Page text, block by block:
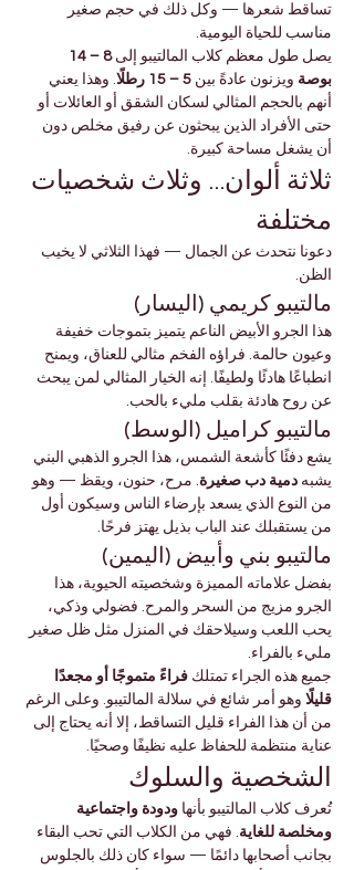
تساقط شعرها — وكل ذلك في حجم صغير
مناسب للحياة اليومية.
يصل طول معظم كلاب المالتيبو إلى
بوصة ويزنون عادةً بين 5 – 15 رطلًا
. وهذا يعني
أنهم بالحجم المثالي لسكان الشقق أو العائلات أو
حتى الأفراد الذين يبحثون عن رفيق مخلص دون
أن يشغل مساحة كبيرة.
ثلاثة ألوان… وثلاث شخصيات
مختلفة
دعونا نتحدث عن الجمال — فهذا الثلاثي لا يخيب
الظن.
مالتيبو كريمي (اليسار)
هذا الجرو الأبيض الناعم يتميز بتموجات خفيفة
وعيون حالمة. فراؤه الفخم مثالي للعناق، ويمنح
انطباعًا هادئًا ولطيفًا. إنه الخيار المثالي لمن يبحث
عن روح هادئة بقلب مليء بالحب.
مالتيبو كراميل (الوسط)
يشع دفئًا كأشعة الشمس، هذا الجرو الذهبي البني
يشبه دمية دب صغيرة. مرح، حنون، ويقظ — وهو
من النوع الذي يسعد بإرضاء الناس وسيكون أول
من يستقبلك عند الباب بذيل يهتز فرحًا.
مالتيبو بني وأبيض (اليمين)
بفضل علاماته المميزة وشخصيته الحيوية، هذا
الجرو مزيج من السحر والمرح. فضولي وذكي،
يحب اللعب وسيلاحقك في المنزل مثل ظل صغير
مليء بالفراء.
جميع هذه الجراء تمتلك فراءً متموجًا أو مجعدًا
قليلًا وهو أمر شائع في سلالة المالتيبو. وعلى الرغم
من أن هذا الفراء قليل التساقط، إلا أنه يحتاج إلى
عناية منتظمة للحفاظ عليه نظيفًا وصحيًا.
الشخصية والسلوك
تُعرف كلاب المالتيبو بأنها ودودة واجتماعية
ومخلصة للغاية. فهي من الكلاب التي تحب البقاء
بجانب أصحابها دائمًا — سواء كان ذلك بالجلوس